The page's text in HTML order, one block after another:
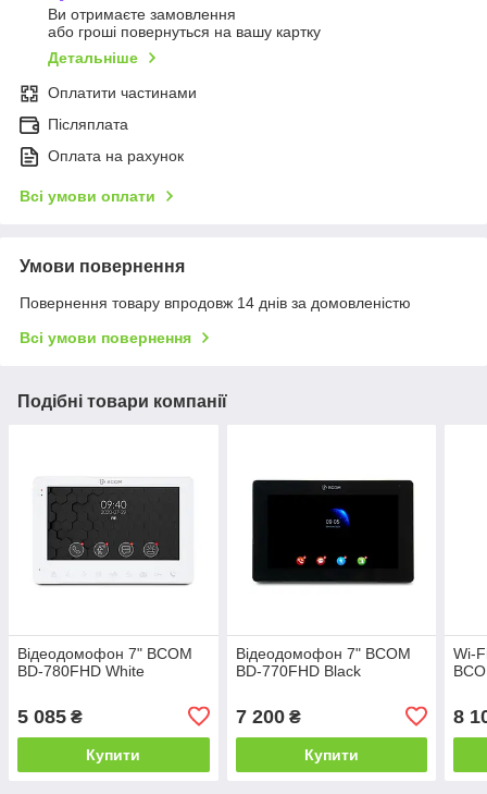
Ви отримаєте замовлення
або гроші повернуться на вашу картку
Детальніше
Оплатити частинами
Післяплата
Оплата на рахунок
Всі умови оплати
Умови повернення
Повернення товару впродовж 14 днів за домовленістю
Всі умови повернення
Подібні товари компанії
Відеодомофон 7" BCOM
BD-780FHD White
5 085 ₴
Купити
Відеодомофон 7" BCOM
BD-770FHD Black
7 200₴
Купити
Wi-
8